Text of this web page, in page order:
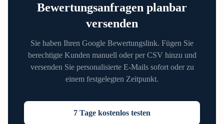
Bewertungsanfragen planbar
versenden
Sie haben Ihren Google Bewertungslink. Fügen Sie
berechtigte Kunden manuell oder per CSV hinzu und
versenden Sie personalisierte E-Mails sofort oder zu
einem festgelegten Zeitpunkt.
7 Tage kostenlos testen